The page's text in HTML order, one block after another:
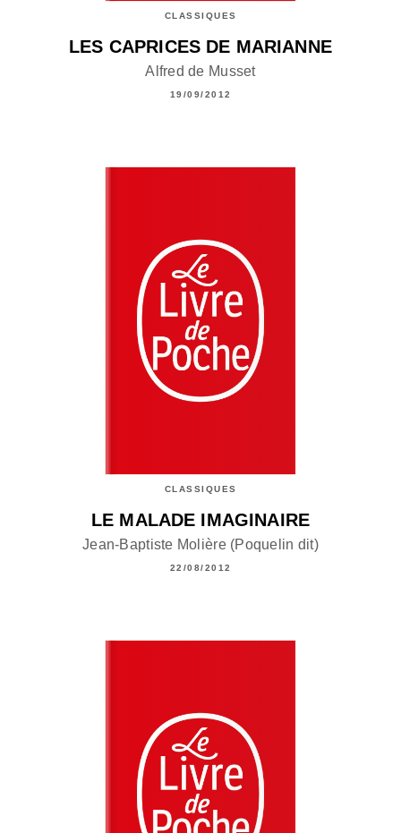
CLASSIQUES
LES CAPRICES DE MARIANNE
Alfred de Musset
19/09/2012
CLASSIQUES
LE MALADE IMAGINAIRE
Jean-Baptiste Molière (Poquelin dit)
22/08/2012